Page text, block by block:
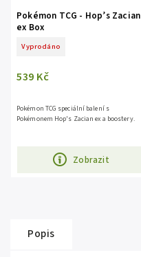
Pokémon TCG - Hop’s Zacian
ex Box
Vyprodáno
539 Kč
Zobrazit
Pokémon TCG speciální balení s
Pokémonem Hop's Zacian ex a boostery.
Popis